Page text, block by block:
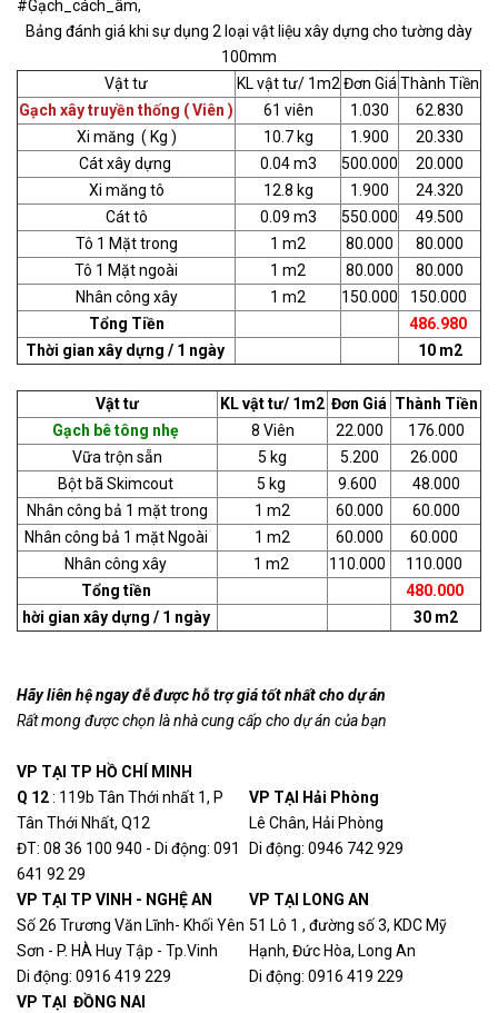
#Gạch_cách_âm,
Bảng đánh giá khi sự dụng 2 loại vật liệu xây dựng cho tường dày
100mm
Vật tư
KL vật tư/ 1m2 Đơn Giá Thành Tiền
Gạch xây truyền thống ( Viên )
61 viên 1.030
62.830
Xi măng ( Kg )
10.7 kg 1.900
20.330
Cát xây dựng
0.04 m3 500.000
20.000
Xi măng tô
12.8 kg 1.900
24.320
Cát tô
0.09 m3 550.000
49.500
Tô 1 Mặt trong
1 m2 80.000
80.000
Tô 1 Mặt ngoài
1 m2 80.000
80.000
Nhân công xây
1 m2 150.000
150.000
Tổng Tiền
486.980
Thời gian xây dựng / 1 ngày
10 m2
Vật tư KL vật tư/ 1m2 Đơn Giá Thành Tiền
Gạch bê tông nhẹ
8 Viên 22.000
176.000
Vữa trộn sẵn
5 kg 5.200
26.000
Bột bã Skimcout
5 kg 9.600
48.000
Nhân công bả 1 mặt trong
1 m2 60.000
60.000
Nhân công bả 1 mặt Ngoài
1 m2 60.000
60.000
Nhân công xây
1 m2 110.000
110.000
Tổng tiền
480.000
hời gian xây dựng / 1 ngày
30 m2
Hãy liên hệ ngay đễ được hỗ trợ giá tốt nhất cho dự án
Rất mong được chọn là nhà cung cấp cho dự án của bạn
VP TẠI TP HỒ CHÍ MINH
Q 12: 119b Tân Thới nhất 1, P
Tân Thới Nhất, Q12
ĐT: 08 36 100 940 - Di động: 091
641 92 29
VP TẠI Hải Phòng
Lê Chân, Hải Phòng
Di động: 0946 742 929
VP TẠI TP VINH - NGHỆ AN
Số 26 Trương Văn Lĩnh- Khối Yên
Sơn - P. HÀ Huy Tập - Tp.Vinh
Di động: 0916 419 229
VP TẠI LONG AN
51 Lô 1 , đường số 3, KDC Mỹ
Hạnh, Đức Hòa, Long An
Di động: 0916 419 229
VP TẠI ĐỒNG NAI